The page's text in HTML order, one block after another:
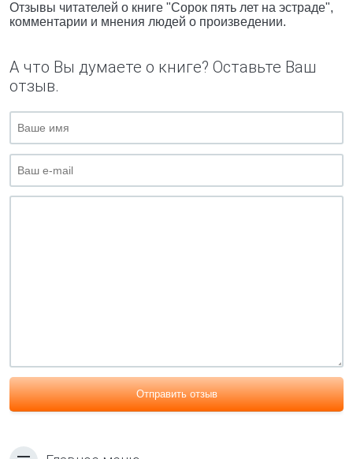
Отзывы читателей о книге "Сорок пять лет на эстраде",
комментарии и мнения людей о произведении.
А что Вы думаете о книге? Оставьте Ваш
отзыв.
Отправить отзыв